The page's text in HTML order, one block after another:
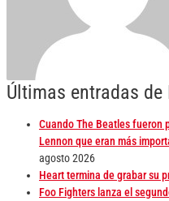
Últimas entradas de
Cuando The Beatles fueron
Lennon que eran más
agosto 2026
Heart termina de grabar su
Foo Fighters lanza el